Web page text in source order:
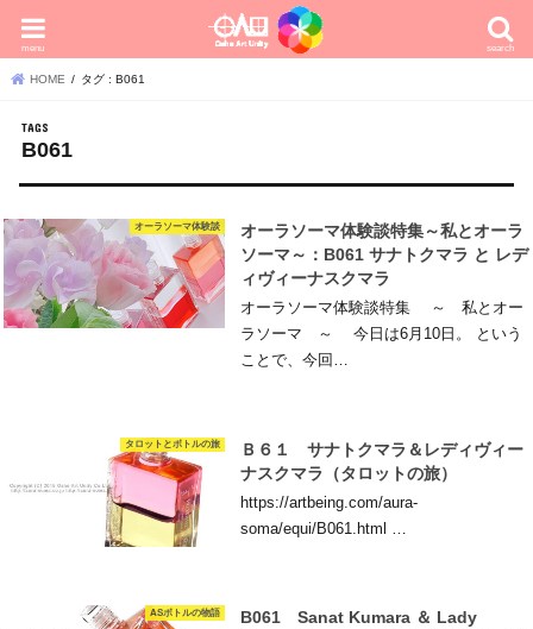
search
menu
HOME タグ : B061
B061
オーラソーマ体験談
オーラソーマ体験談特集～私とオーラ
ソーマ～：B061 サナトクマラ と レデ
ィヴィーナスクマラ
オーラソーマ体験談特集 ～ 私とオー
ラソーマ ～ 今日は6月10日。 という
ことで、今回…
タロットとボトルの旅
Ｂ６１ サナトクマラ＆レディヴィー
ナスクマラ（タロットの旅）
https://artbeing.com/aura-
soma/equi/B061.html …
ASボトルの物語
B061 Sanat Kumara ＆ Lady